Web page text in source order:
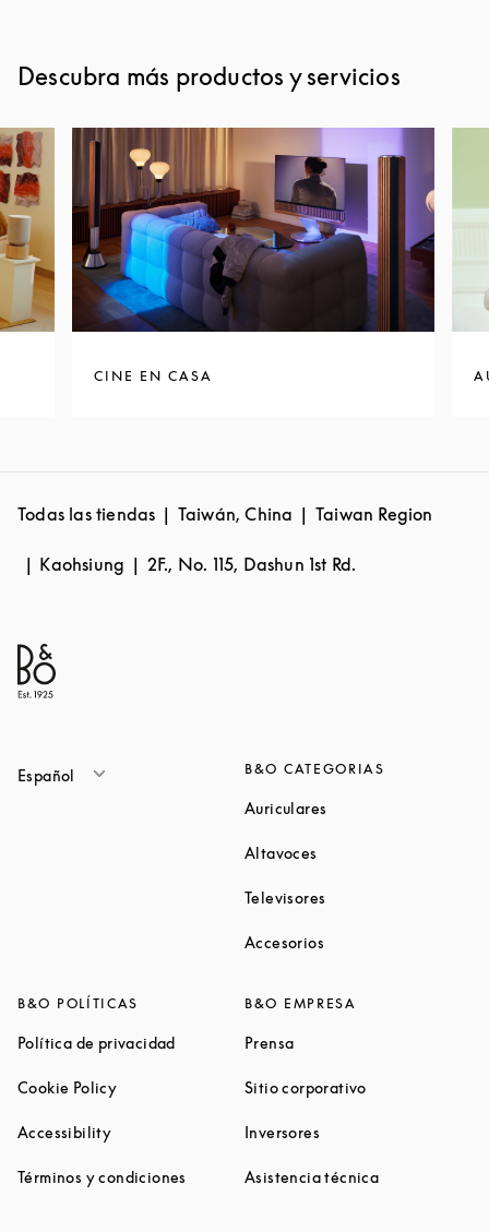
Descubra más productos y servicios
CINE EN CASA
Todas las tiendas Taiwán, China Taiwan Region
Kaohsiung 2F., No. 115, Dashun 1st Rd.
Español B&O CATEGORIAS
Auriculares
Altavoces
Televisores
Accesorios
B&O POLÍTICAS
Política de privacidadLink Opens in New Tab
Cookie PolicyLink Opens in New Tab
AccessibilityLink Opens in New Tab
Términos y condiciones Link Opens in New Tab
B&O EMPRESA
PrensaLink Opens in New Tab
Sitio corporativoLink Opens in
Inversores
Asistencia técnicaLink Opens in